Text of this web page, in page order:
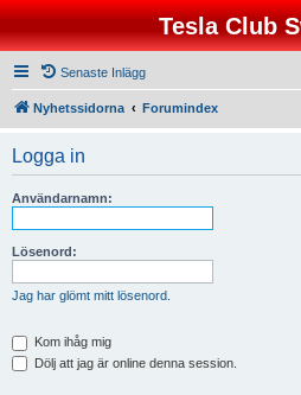
Tesla Club
Senaste Inlägg
Nyhetssidorna Forumindex
Logga in
Användarnamn:
Lösenord:
Jag har glömt mitt lösenord.
Kom ihåg mig
Dölj att jag är online denna session.